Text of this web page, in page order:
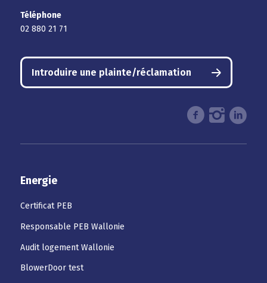
Téléphone
02 880 21 71
Introduire une plainte/réclamation
Energie
Certificat PEB
Responsable PEB Wallonie
Audit logement Wallonie
BlowerDoor test